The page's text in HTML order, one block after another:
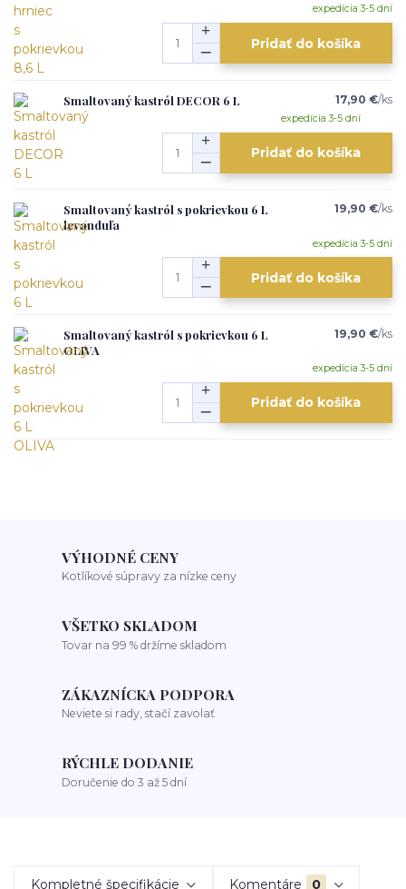
expedícia 3-5 dní
Pridať do košíka
Smaltovaný kastról DECOR 6 L 17,90 €/ks
expedícia 3-5 dní
Pridať do košíka
Smaltovaný kastról s pokrievkou 6 L
levanduľa
19,90 €/ks
expedícia 3-5 dní
Pridať do košíka
Smaltovaný kastról s pokrievkou 6 L
OLIVA
19,90 €/ks
expedícia 3-5 dní
Pridať do košíka
VÝHODNÉ CENY
Kotlíkové súpravy za nízke ceny
VŠETKO SKLADOM
Tovar na 99 % držíme skladom
ZÁKAZNÍCKA PODPORA
Neviete si rady, stačí zavolať
RÝCHLE DODANIE
Doručenie do 3 až 5 dní
Kompletné špecifikácie Komentáre 0